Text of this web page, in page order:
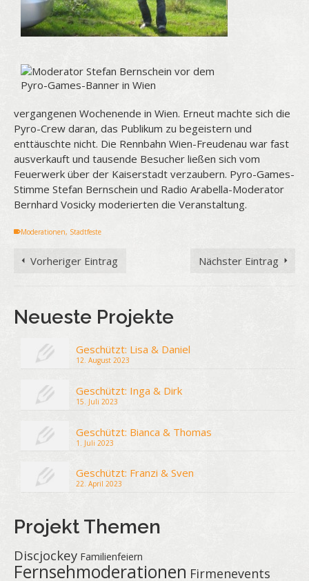
vergangenen Wochenende in Wien. Erneut machte sich die
Pyro-Crew daran, das Publikum zu begeistern und
enttäuschte nicht. Die Rennbahn Wien-Freudenau war fast
ausverkauft und tausende Besucher ließen sich vom
Feuerwerk über der Kaiserstadt verzaubern. Pyro-Games-
Stimme Stefan Bernschein und Radio Arabella-Moderator
Bernhard Vosicky moderierten die Veranstaltung.
Moderationen, Stadtfeste
Vorheriger Eintrag Nächster Eintrag
Neueste Projekte
Geschützt: Lisa & Daniel
12. August 2023
Geschützt: Inga & Dirk
15. Juli 2023
Geschützt: Bianca & Thomas
1. Juli 2023
Geschützt: Franzi & Sven
22. April 2023
Projekt Themen
Discjockey Familienfeiern
Fernsehmoderationen Firmenevents